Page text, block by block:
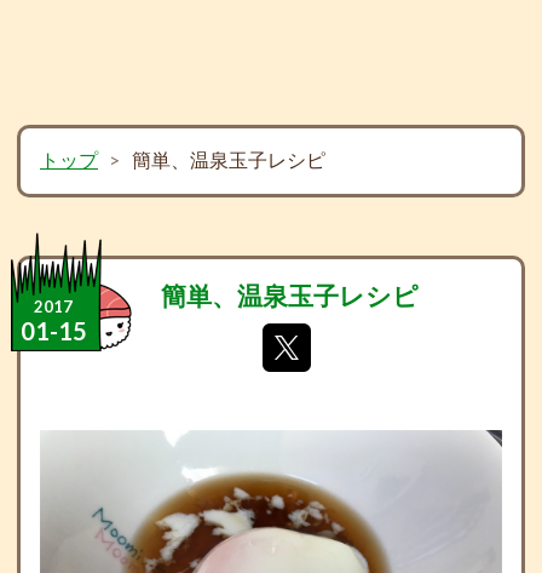
トップ > 簡単、温泉玉子レシピ
2017
01-15
簡単、温泉玉子レシピ